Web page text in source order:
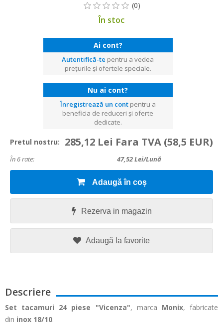
În stoc
Ai cont?
Autentifică-te pentru a vedea
prețurile și ofertele speciale.
Nu ai cont?
Înregistrează un contpentru a
beneficia de reduceri și oferte
dedicate.
Pretul nostru: 285,12 Lei Fara TVA (58,5 EUR)
În 6 rate: 47,52Lei/lună
Adaugă în coș
Rezerva in magazin
Adaugă la favorite
Descriere
Set tacamuri 24 piese "Vicenza", marca Monix, fabricate
din inox 18/10.